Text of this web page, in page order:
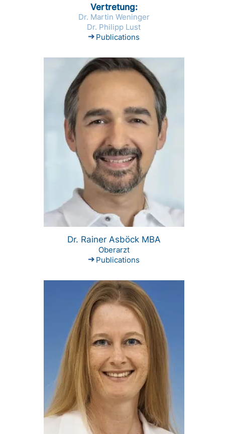
Vertretung
Dr. Martin Weninger
Dr. Philipp Lust
Publications
Dr. Rainer Asböck MBA
Oberarzt
Publications